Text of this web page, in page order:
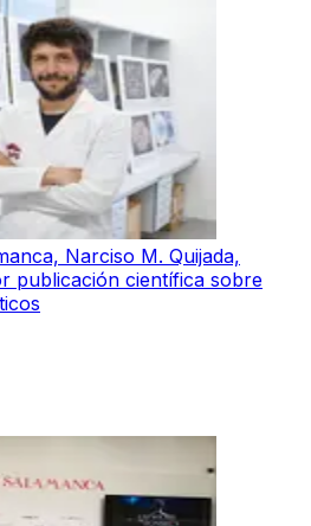
Narciso M. Quijada,
publicación científica sobre